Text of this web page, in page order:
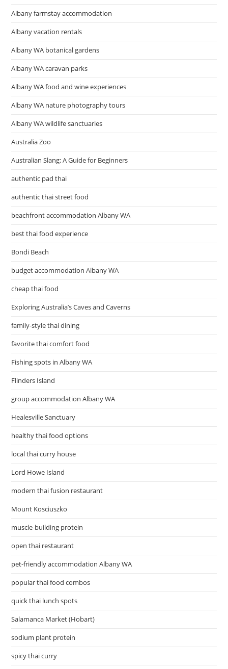
Albany farmstay accommodation
Albany vacation rentals
Albany WA botanical gardens
Albany WA caravan parks
Albany WA food and wine experiences
Albany WA nature photography tours
Albany WA wildlife sanctuaries
Australia Zoo
Australian Slang: A Guide for Beginners
authentic pad thai
authentic thai street food
beachfront accommodation Albany WA
best thai food experience
Bondi Beach
budget accommodation Albany WA
cheap thai food
Exploring Australia’s Caves and Caverns
family-style thai dining
favorite thai comfort food
Fishing spots in Albany WA
Flinders Island
group accommodation Albany WA
Healesville Sanctuary
healthy thai food options
local thai curry house
Lord Howe Island
modern thai fusion restaurant
Mount Kosciuszko
muscle-building protein
open thai restaurant
pet-friendly accommodation Albany WA
popular thai food combos
quick thai lunch spots
Salamanca Market (Hobart)
sodium plant protein
spicy thai curry